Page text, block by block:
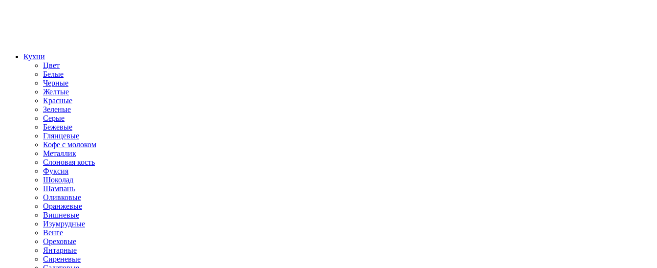
Кухни
Цвет
Белые
Черные
Желтые
Красные
Зеленые
Серые
Бежевые
Глянцевые
Кофе с молоком
Металлик
Слоновая кость
Фуксия
Шоколад
Шампань
Оливковые
Оранжевые
Вишневые
Изумрудные
Венге
Ореховые
Янтарные
Сиреневые